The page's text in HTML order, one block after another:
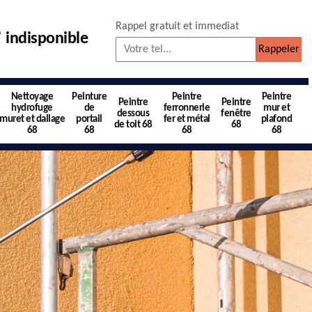
indisponible
Rappel gratuit et immediat
Nettoyage
hydrofuge
muret et dallage
68
Peinture
de
portail
68
Peintre
dessous
de toit 68
Peintre
ferronnerie
fer et métal
68
Peintre
fenêtre
68
Peintre
mur et
plafond
68